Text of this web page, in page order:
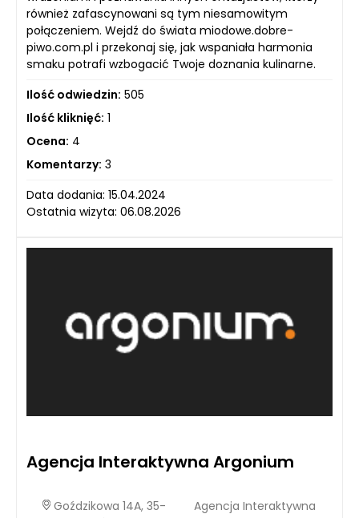
również zafascynowani są tym niesamowitym
połączeniem. Wejdź do świata miodowe.dobre-
piwo.com.pl i przekonaj się, jak wspaniała harmonia
smaku potrafi wzbogacić Twoje doznania kulinarne.
Ilość odwiedzin: 505
Ilość kliknięć: 1
Ocena: 4
Komentarzy: 3
Data dodania: 15.04.2024
Ostatnia wizyta: 06.08.2026
Agencja Interaktywna Argonium
Goździkowa 14A, 35-
Agencja Interaktywna